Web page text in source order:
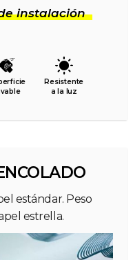
instalación
Resistente
a la luz
estándar. Peso
estrella.